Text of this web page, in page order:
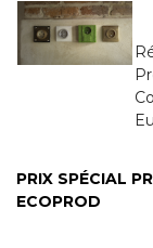
PRIX SPÉCIAL
ECOPROD